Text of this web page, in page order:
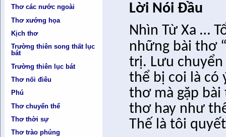
Thơ các nước ngoài
Thơ xướng họa
Kịch thơ
Trường thiên song thất lục
bát
Trường thiên lục bát
Thơ nối điêu
Phú
Thơ chuyển thể
Thơ thời sự
Thơ trào phúng
Lời Nói Đầu
Nhìn Từ Xa …
những bài thơ
trị. Lưu chuyển
thể bị coi là có
thơ mà gặp
thơ hay như
Thế là tôi